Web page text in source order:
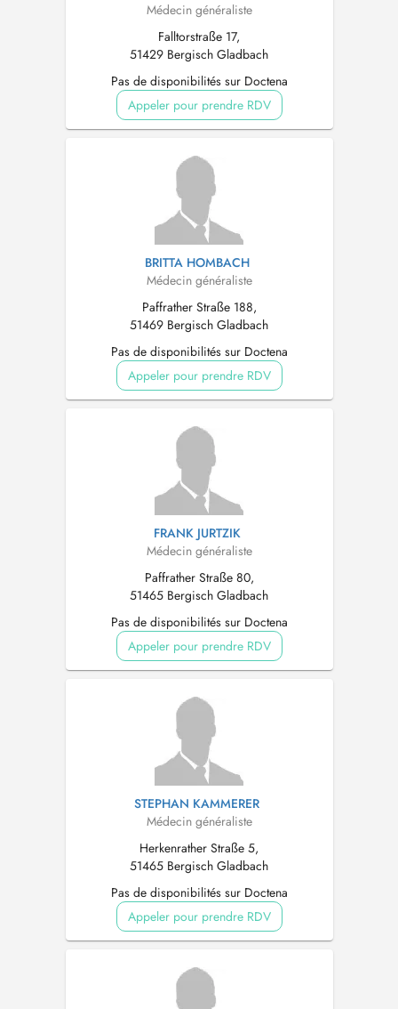
Médecin généraliste
Falltorstraße 17,
51429 Bergisch Gladbach
Pas de disponibilités sur Doctena
Appeler pour prendre RDV
BRITTA HOMBACH
Médecin généraliste
Paffrather Straße 188,
51469 Bergisch Gladbach
Pas de disponibilités sur Doctena
Appeler pour prendre RDV
FRANK JURTZIK
Médecin généraliste
Paffrather Straße 80,
51465 Bergisch Gladbach
Pas de disponibilités sur Doctena
Appeler pour prendre RDV
STEPHAN KAMMERER
Médecin généraliste
Herkenrather Straße 5,
51465 Bergisch Gladbach
Pas de disponibilités sur Doctena
Appeler pour prendre RDV